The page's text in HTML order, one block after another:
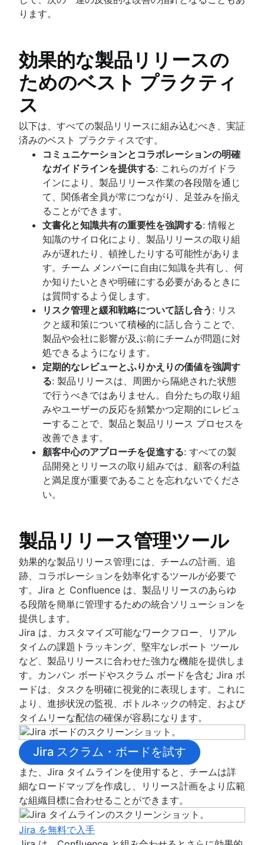
ります。
効果的な製品リリースの
ためのベスト プラクティ
ス
以下は、すべての製品リリースに組み込むべき、実証
済みのベスト プラクティスです。
コミュニケーションとコラボレーションの明確
なガイドラインを提供する: これらのガイドラ
インにより、製品リリース作業の各段階を通じ
て、関係者全員が常につながり、足並みを揃え
ることができます。
文書化と知識共有の重要性を強調する: 情報と
知識のサイロ化により、製品リリースの取り組
みが遅れたり、頓挫したりする可能性がありま
す。チーム メンバーに自由に知識を共有し、何
か知りたいときや明確にする必要があるときに
は質問するよう促します。
リスク管理と緩和戦略について話し合う : リス
クと緩和策について積極的に話し合うことで、
製品や会社に影響が及ぶ前にチームが問題に対
処できるようになります。
定期的なレビューとふりかえりの価値を強調す
る: 製品リリースは、周囲から隔絶された状態
で行うべきではありません。自分たちの取り組
みやユーザーの反応を頻繁かつ定期的にレビュ
ーすることで、製品と製品リリース プロセスを
改善できます。
顧客中心のアプローチを促進する: すべての製
品開発とリリースの取り組みでは、顧客の利益
と満足度が重要であることを忘れないでくださ
い。
製品リリース管理ツール
効果的な製品リリース管理には、チームの計画、追
跡、コラボレーションを効率化するツールが必要で
す。Jira と Confluence は、製品リリースのあらゆ
る段階を簡単に管理するための統合ソリューションを
提供します。
Jira は、カスタマイズ可能なワークフロー、リアル
タイムの課題トラッキング、堅牢なレポート ツール
など、製品リリースに合わせた強力な機能を提供しま
す。カンバン ボードやスクラム ボードを含む Jira ボ
ードは、タスクを明確に視覚的に表現します。これに
より、進捗状況の監視、ボトルネックの特定、および
タイムリーな配信の確保が容易になります。
Jira スクラム・ボードを試す
また、Jira タイムラインを使用すると、チームは詳
細なロードマップを作成し、リリース計画をより広範
な組織目標に合わせることができます。
Jira を無料で入手